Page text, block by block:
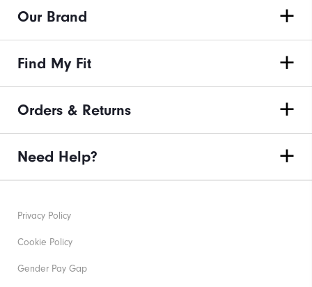
Our Brand
Find My Fit
Orders & Returns
Need Help?
Privacy Policy
Cookie Policy
Gender Pay Gap